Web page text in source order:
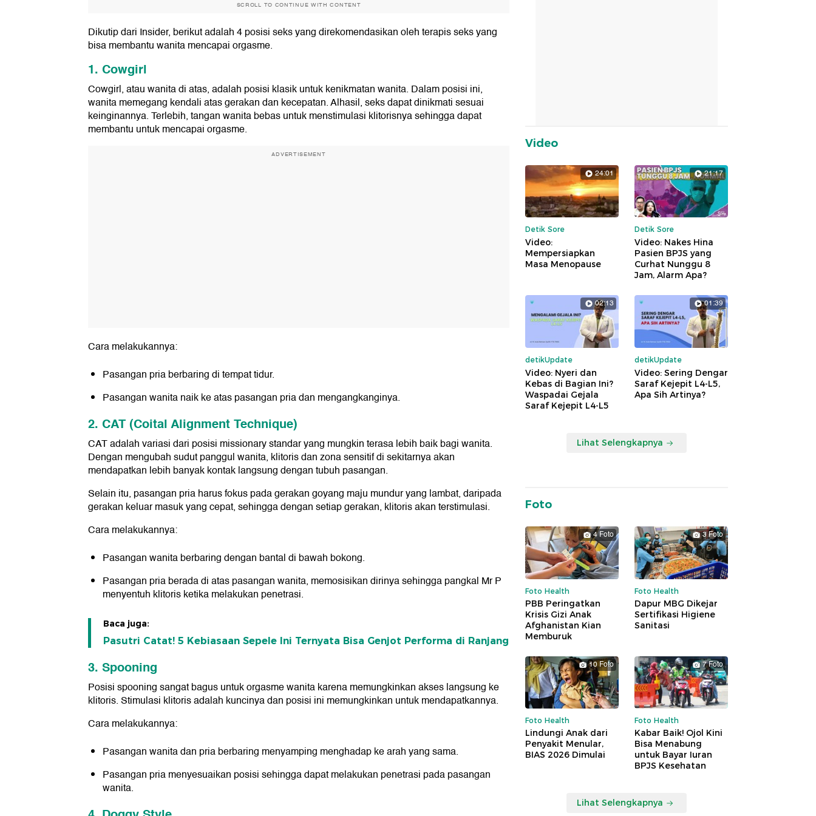
SCROLL TO CONTINUE WITH CONTENT
Dikutip dari Insider, berikut adalah 4 posisi seks yang direkomendasikan oleh terapis seks yang
bisa membantu wanita mencapai orgasme.
1. Cowgirl
Cowgirl, atau wanita di atas, adalah posisi klasik untuk kenikmatan wanita. Dalam posisi ini,
wanita memegang kendali atas gerakan dan kecepatan. Alhasil, seks dapat dinikmati sesuai
keinginannya. Terlebih, tangan wanita bebas untuk menstimulasi klitorisnya sehingga dapat
membantu untuk mencapai orgasme.
ADVERTISEMENT
Cara melakukannya:
Pasangan pria berbaring di tempat tidur.
Pasangan wanita naik ke atas pasangan pria dan mengangkanginya.
2. CAT (Coital Alignment Technique)
CAT adalah variasi dari posisi missionary standar yang mungkin terasa lebih baik bagi wanita.
Dengan mengubah sudut panggul wanita, klitoris dan zona sensitif di sekitarnya akan
mendapatkan lebih banyak kontak langsung dengan tubuh pasangan.
Selain itu, pasangan pria harus fokus pada gerakan goyang maju mundur yang lambat, daripada
gerakan keluar masuk yang cepat, sehingga dengan setiap gerakan, klitoris akan terstimulasi.
Cara melakukannya:
Pasangan wanita berbaring dengan bantal di bawah bokong.
Pasangan pria berada di atas pasangan wanita, memosisikan dirinya sehingga pangkal Mr P
menyentuh klitoris ketika melakukan penetrasi.
Baca juga:
Pasutri Catat! 5 Kebiasaan Sepele Ini Ternyata Bisa Genjot Performa di Ranjang
3. Spooning
Posisi spooning sangat bagus untuk orgasme wanita karena memungkinkan akses langsung ke
klitoris. Stimulasi klitoris adalah kuncinya dan posisi ini memungkinkan untuk mendapatkannya.
Cara melakukannya:
Pasangan wanita dan pria berbaring menyamping menghadap ke arah yang sama.
Pasangan pria menyesuaikan posisi sehingga dapat melakukan penetrasi pada pasangan
wanita.
Video
24:01
Detik Sore
Video:
Mempersiapkan
Masa Menopause
21:17
Detik Sore
Video: Nakes Hina
Pasien BPJS yang
Curhat Nunggu 8
Jam, Alarm Apa?
02:13
detikUpdate
Video: Nyeri dan
Kebas di Bagian Ini?
Waspadai Gejala
Saraf Kejepit L4-L5
01:39
detikUpdate
Video: Sering Dengar
Saraf Kejepit L4-L5,
Apa Sih Artinya?
Lihat Selengkapnya
Foto
4 Foto
Foto Health
PBB Peringatkan
Krisis Gizi Anak
Afghanistan Kian
Memburuk
3 Foto
Foto Health
Dapur MBG Dikejar
Sertifikasi Higiene
Sanitasi
10 Foto
Foto Health
Lindungi Anak dari
Penyakit Menular,
BIAS 2026 Dimulai
7 Foto
Foto Health
Kabar Baik! Ojol Kini
Bisa Menabung
untuk Bayar Iuran
BPJS Kesehatan
Lihat Selengkapnya